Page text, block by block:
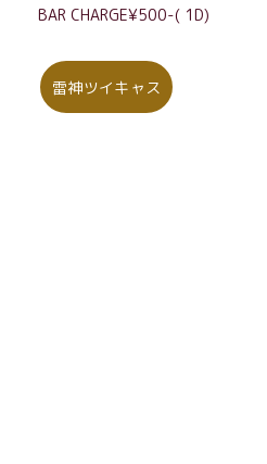
BAR CHARGE¥500-( 1D)
雷神ツイキャス